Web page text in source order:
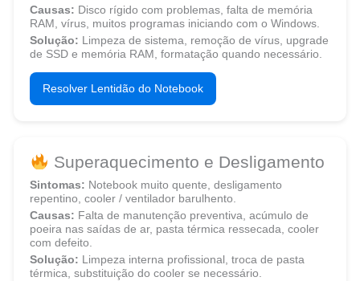
Causas: Disco rígido com problemas, falta de memória
RAM, vírus, muitos programas iniciando com o Windows.
Solução: Limpeza de sistema, remoção de vírus, upgrade
de SSD e memória RAM, formatação quando necessário.
Resolver Lentidão do Notebook
Superaquecimento e Desligamento
Sintomas: Notebook muito quente, desligamento
repentino, cooler / ventilador barulhento.
Causas: Falta de manutenção preventiva, acúmulo de
poeira nas saídas de ar, pasta térmica ressecada, cooler
com defeito.
Solução: Limpeza interna profissional, troca de pasta
térmica, substituição do cooler se necessário.